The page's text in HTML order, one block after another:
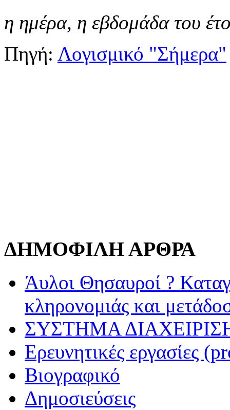
η ημέρα, η εβδομάδα του
Πηγή: Λογισμικό "Σήμερα"
ΔΗΜΟΦΙΛΗ ΑΡΘΡΑ
Άυλοι Θησαυροί ?
κληρονομιάς και
ΣΥΣΤΗΜΑ
Ερευνητικές εργασίες
Βιογραφικό
Δημοσιεύσεις